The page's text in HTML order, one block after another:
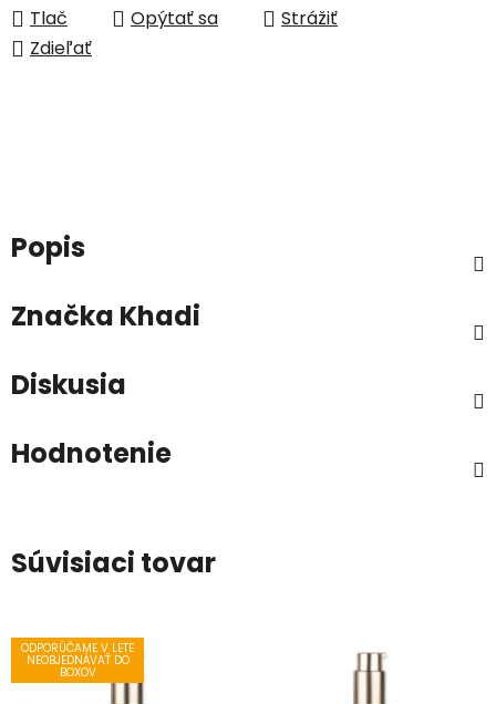
Tlač Opýtať sa
Strážiť
Zdieľať
Popis
Značka Khadi
Diskusia
Hodnotenie
Súvisiaci tovar
ODPORÚČAME V LETE
NEOBJEDNÁVAŤ DO
BOXOV